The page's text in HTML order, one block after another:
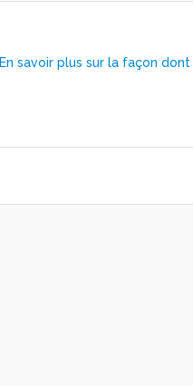
En savoir plus sur la façon